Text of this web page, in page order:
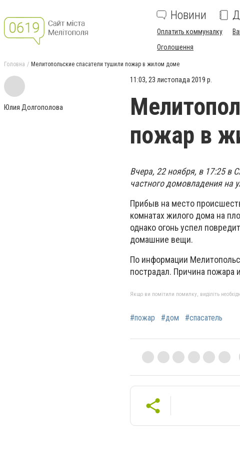
Новини
Оплатить коммуналку
Оголошення
Головна Мелитопольские спасатели тушили пожар в жилом доме
Юлия Долгополова
11:03, 23 листопада 2019 р.
пожар в
Вчера, 22 ноября, в 17:25 в
частного домовладения на
Прибыв на место
комнатах жилого дома на
однако огонь успел
домашние вещи.
По информации
пострадал. Причина пожара
Якщо ви помітили помилку, виділіть
#пожар #дом #спасатель